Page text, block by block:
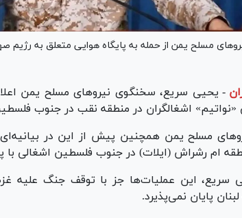
مسلح یمن از حمله به پایگاه هوایی متعلق به رژیم
- یحیی سریع، سخنگوی نیروهای مسلح یمن
«نواتیم» اشغالگران در منطقه نقب در جنوب
مسلح یمن همچنین پیش از این در بیانیه‌ای
ام رشراش (ایلات) در جنوب فلسطین اشغالی با
سریع، این عملیات‌ها جز با توقف جنگ علیه
پایان نمی‌پذیرد.